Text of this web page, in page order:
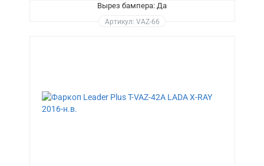
Вырез бампера: Да
Артикул: VAZ-66